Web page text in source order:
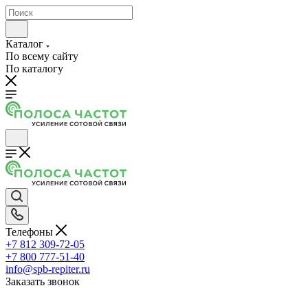
Каталог
По всему сайту
По каталогу
Телефоны
+7 812 309-72-05
+7 800 777-51-40
info@spb-repiter.ru
Заказать звонок